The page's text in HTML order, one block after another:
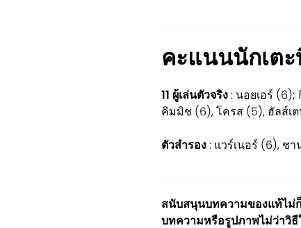
คะแนนนักเต
11 ผู้เล่นตัวจริง: นอยเอร์
คิมมิช (6), โครส (5), ฮัลส์เ
ตัวสำรอง: แวร์เนอร์ (6), ช
สนับสนุนบทความของแท้ไม่
บทความหรือรูปภาพไม่ว่าวิ